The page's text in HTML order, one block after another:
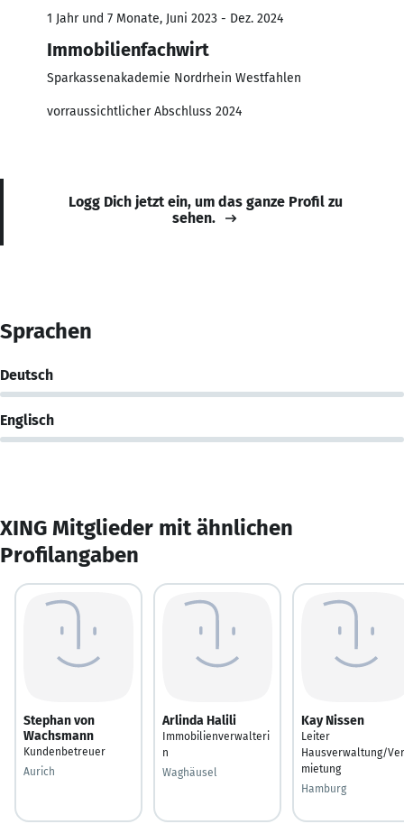
1 Jahr und 7 Monate, Juni 2023 - Dez. 2024
Immobilienfachwirt
Sparkassenakademie Nordrhein Westfahlen
vorraussichtlicher Abschluss 2024
Logg Dich jetzt ein, um das ganze Profil zu
sehen.
Sprachen
Deutsch
Englisch
XING Mitglieder mit ähnlichen
Profilangaben
Stephan von
Wachsmann
Kundenbetreuer
Aurich
Arlinda Halili
Immobilienverwalteri
n
Waghäusel
Kay Nissen
Leiter
Hausverwaltung/Ver
mietung
Hamburg